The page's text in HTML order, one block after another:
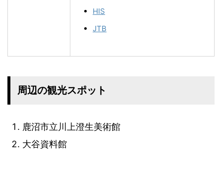
HIS
JTB
周辺の観光スポット
鹿沼市立川上澄生美術館
大谷資料館